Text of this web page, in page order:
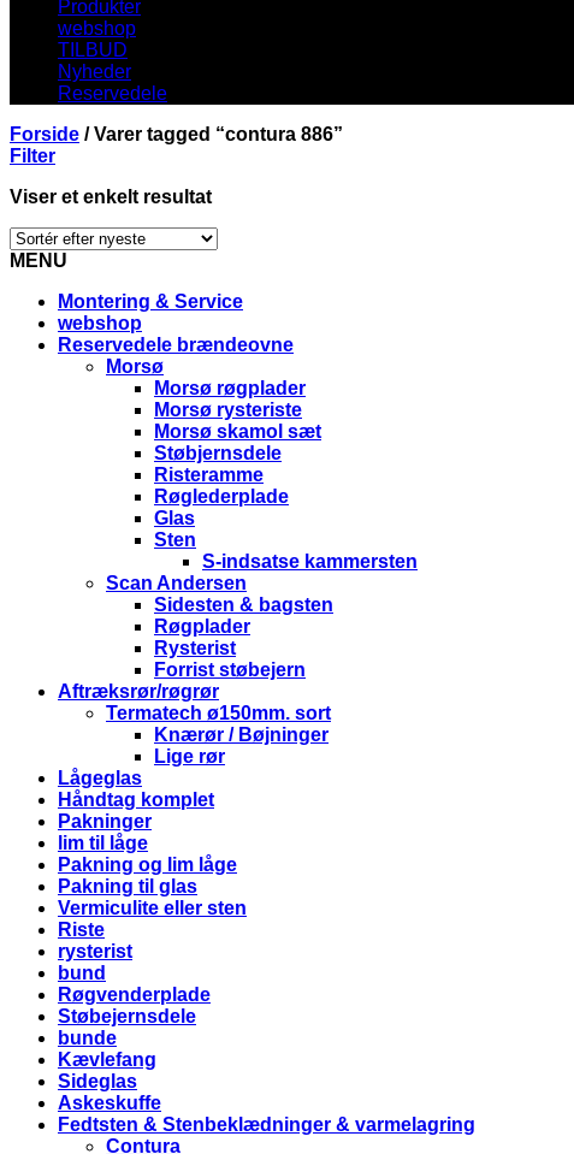
Produkter
webshop
TILBUD
Nyheder
Reservedele
Forside /Varer tagged “contura 886”
Filter
Viser et enkelt resultat
MENU
Montering & Service
webshop
Reservedele brændeovne
Morsø
Morsø røgplader
Morsø rysteriste
Morsø skamol sæt
Støbjernsdele
Risteramme
Røglederplade
Glas
Sten
S-indsatse kammersten
Scan Andersen
Sidesten & bagsten
Røgplader
Rysterist
Forrist støbejern
Aftræksrør/røgrør
Termatech ø150mm. sort
Knærør / Bøjninger
Lige rør
Lågeglas
Håndtag komplet
Pakninger
lim til låge
Pakning og lim låge
Pakning til glas
Vermiculite eller sten
Riste
rysterist
bund
Røgvenderplade
Støbejernsdele
bunde
Kævlefang
Sideglas
Askeskuffe
Fedtsten & Stenbeklædninger & varmelagring
Contura